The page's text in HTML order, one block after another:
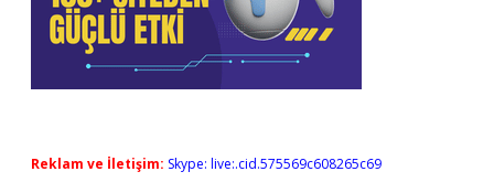
Reklam ve İletişim: Skype: live:.cid.575569c608265c69